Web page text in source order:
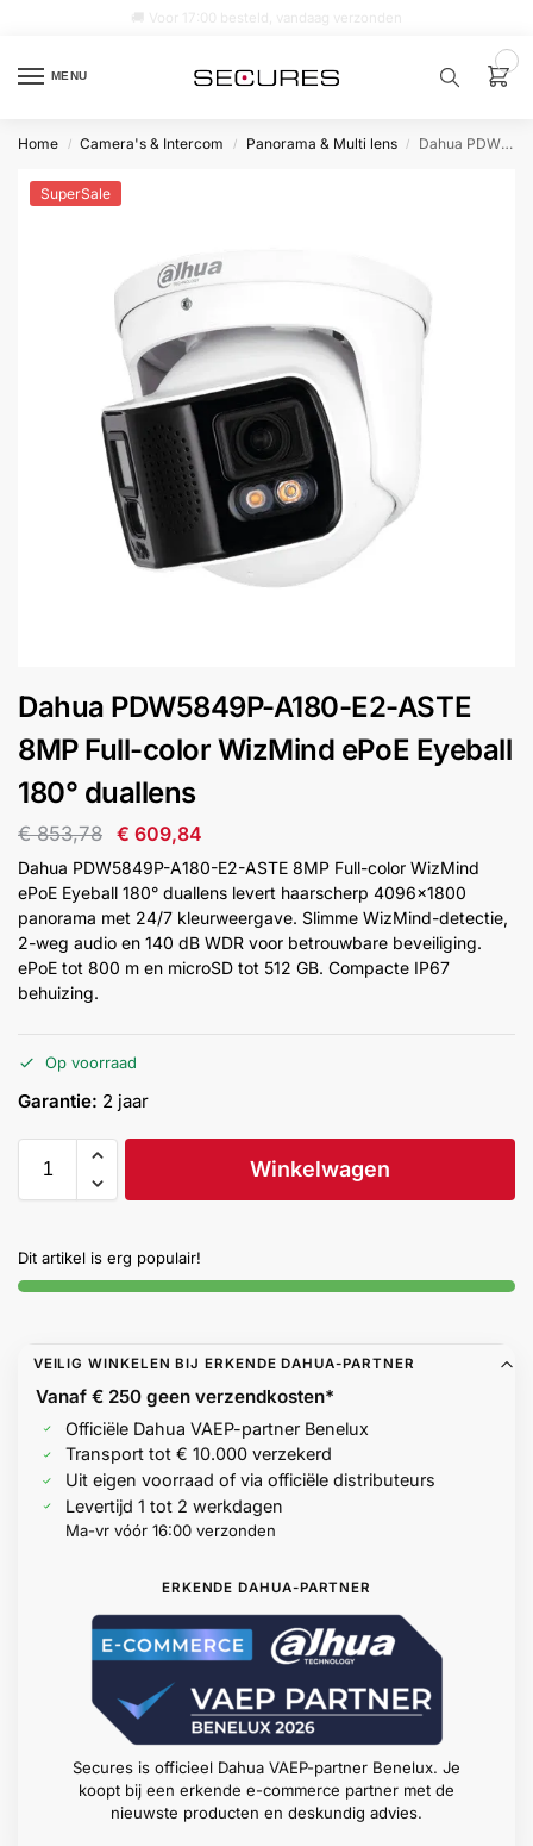
MENU
product…
Alarm
samenstellen
installatie
&
Intercom
Branddetectie
Inbraakbeveiliging
Merken
Help &
service
Home / Camera's & Intercom / Panorama & Multi lens / Dahua PDW5849P-A180-E2-ASTE 8MP Full-color WizMind ePoE Eyeball 180° duallens
SuperSale
Dahua PDW5849P-A180-E2-ASTE
8MP Full-color WizMind ePoE Eyeball
180° duallens
€853,78 € 609,84
Dahua PDW5849P-A180-E2-ASTE 8MP Full-color WizMind
ePoE Eyeball 180° duallens levert haarscherp 4096×1800
panorama met 24/7 kleurweergave. Slimme WizMind-detectie,
2-weg audio en 140 dB WDR voor betrouwbare beveiliging.
ePoE tot 800 m en microSD tot 512 GB. Compacte IP67
behuizing.
Op voorraad
Garantie: 2 jaar
Winkelwagen
Dit artikel is erg populair!
VEILIG WINKELEN BIJ ERKENDE DAHUA-PARTNER
Vanaf € 250 geenverzendkosten*
Officiële Dahua VAEP-partner Benelux
Transport tot € 10.000 verzekerd
Uit eigen voorraad of via officiële distributeurs
Levertijd 1 tot 2 werkdagen
Ma-vr vóór 16:00 verzonden
ERKENDE DAHUA-PARTNER
Secures is officieel Dahua VAEP-partner Benelux. Je
koopt bij een erkende e-commerce partner met de
nieuwste producten en deskundig advies.